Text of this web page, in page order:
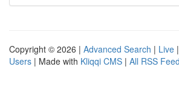
Copyright © 2026 | Advanced Search | Live |
Users | Made with Kliqqi CMS | All RSS